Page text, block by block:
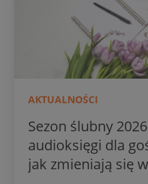
AKTUALNOŚCI
Sezon ślubny
audioksięgi dla
jak zmieniają się